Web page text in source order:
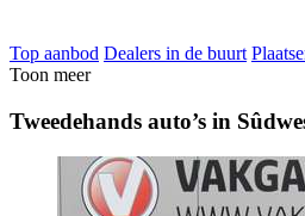
Top aanbod Dealers in de buurt
Toon meer
Tweedehands auto’s in